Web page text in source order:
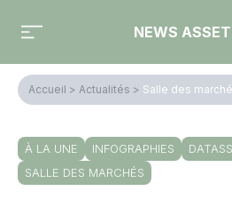
NEWS ASSET
Accueil > Actualités > Salle des
À LA UNE INFOGRAPHIES
SALLE DES MARCHÉS